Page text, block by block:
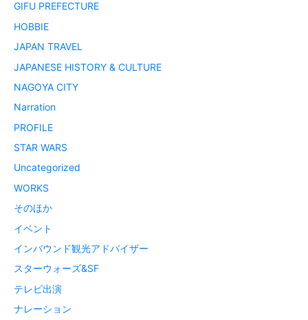
GIFU PREFECTURE
HOBBIE
JAPAN TRAVEL
JAPANESE HISTORY & CULTURE
NAGOYA CITY
Narration
PROFILE
STAR WARS
Uncategorized
WORKS
そのほか
イベント
インバウンド観光アドバイザー
スターウォーズ&SF
テレビ出演
ナレーション